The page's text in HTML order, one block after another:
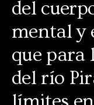
del
mental y
que para
del río